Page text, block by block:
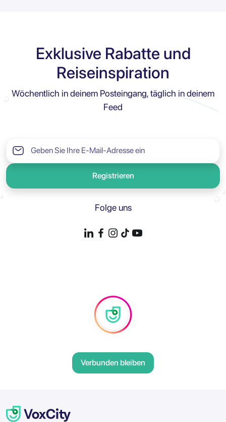
Exklusive Rabatte und
Reiseinspiration
Wöchentlich in deinem Posteingang, täglich in deinem
Feed
Registrieren
Folge uns
Verbunden bleiben